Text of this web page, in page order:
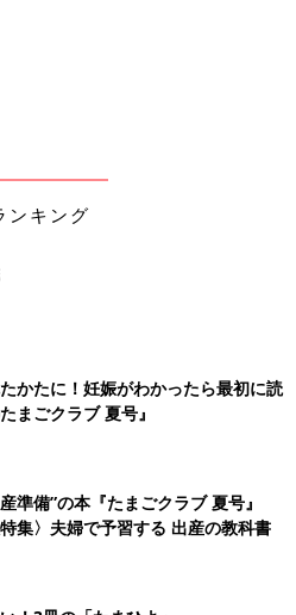
ンキング
かたに！妊娠がわかったら最初に読
まごクラブ 夏号』
準備”の本『たまごクラブ 夏号』
特集〉夫婦で予習する 出産の教科書